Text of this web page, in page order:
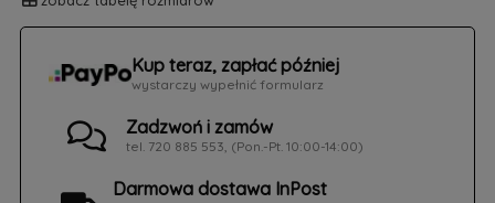
Kup teraz, zapłać później
wystarczy wypełnić formularz
Zadzwoń i zamów
tel. 720 885 553, (Pon.-Pt. 10:00-14:00)
Darmowa dostawa InPost